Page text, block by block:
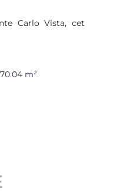
Carlo Vista, cet
70.04 m²